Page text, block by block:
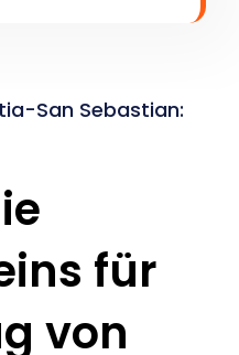
San Sebastian:
für
von